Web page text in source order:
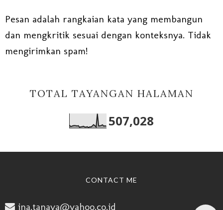
Pesan adalah rangkaian kata yang membangun
dan mengkritik sesuai dengan konteksnya. Tidak
mengirimkan spam!
TOTAL TAYANGAN HALAMAN
507,028
CONTACT ME
ina.tanaya@yahoo.co.id